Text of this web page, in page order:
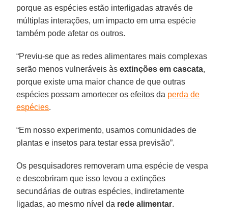
porque as espécies estão interligadas através de
múltiplas interações, um impacto em uma espécie
também pode afetar os outros.
“Previu-se que as redes alimentares mais complexas
serão menos vulneráveis àsextinções em cascata,
porque existe uma maior chance de que outras
espécies possam amortecer os efeitos da perda de
espécies.
“Em nosso experimento, usamos comunidades de
plantas e insetos para testar essa previsão”.
Os pesquisadores removeram uma espécie de vespa
e descobriram que isso levou a extinções
secundárias de outras espécies, indiretamente
ligadas, ao mesmo nível da rede alimentar.